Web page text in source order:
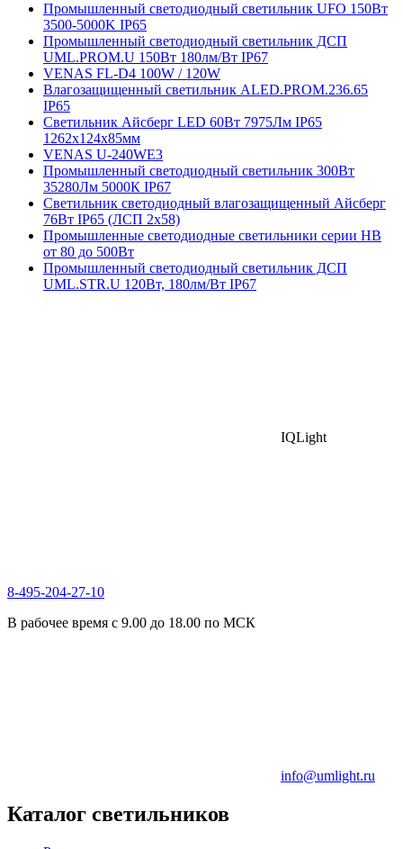
Промышленный светодиодный светильник UFO 150Вт
3500-5000K IP65
Промышленный светодиодный светильник ДСП
UML.PROM.U 150Вт 180лм/Вт IP67
VENAS FL-D4 100W / 120W
Влагозащищенный светильник ALED.PROM.236.65
IP65
Светильник Айсберг LED 60Вт 7975Лм IP65
1262х124х85мм
VENAS U-240WE3
Промышленный светодиодный светильник 300Вт
35280Лм 5000К IP67
Светильник светодиодный влагозащищенный Айсберг
76Вт IP65 (ЛСП 2х58)
Промышленные светодиодные светильники серии HB
от 80 до 500Вт
Промышленный светодиодный светильник ДСП
UML.STR.U 120Вт, 180лм/Вт IP67
IQLight
8-495-204-27-10
В рабочее время с 9.00 до 18.00 по МСК
info@umlight.ru
Каталог светильников